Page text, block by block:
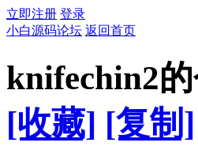
立即注册 登录
小白源码论坛 返回首页
knifechin2
[收藏] [复制]